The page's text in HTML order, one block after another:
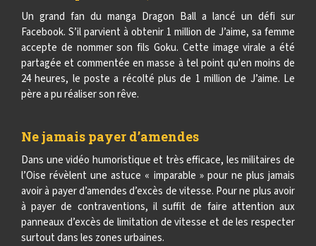
Un grand fan du manga Dragon Ball a lancé un défi sur
Facebook. S’il parvient à obtenir 1 million de J’aime, sa femme
accepte de nommer son fils Goku. Cette image virale a été
partagée et commentée en masse à tel point qu'en moins de
24 heures, le poste a récolté plus de 1 million de J’aime. Le
père a pu réaliser son rêve.
Ne jamais payer d’amendes
Dans une vidéo humoristique et très efficace, les militaires de
l’Oise révèlent une astuce « imparable » pour ne plus jamais
avoir à payer d’amendes d’excès de vitesse. Pour ne plus avoir
à payer de contraventions, il suffit de faire attention aux
panneaux d’excès de limitation de vitesse et de les respecter
surtout dans les zones urbaines.